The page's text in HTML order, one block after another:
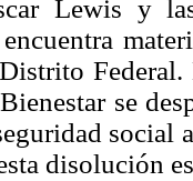
Lewis y
Federal.
se
social
disolución